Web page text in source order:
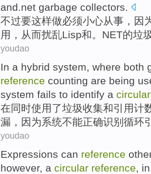
and.net garbage collectors.
不过要这样做必须小心从事， 因
用 ， 从而扰乱Lisp和。NET的垃
youdao
In a hybrid system, where both
reference counting are being
system fails to identify a circular
在同时使用了垃圾收集和引用计
漏 ， 因为系统不能正确识别 循环
youdao
Expressions can reference
however, a circular reference,